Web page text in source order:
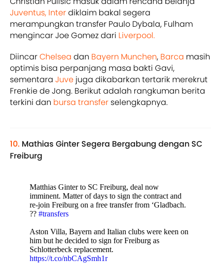
Juventus, Interdiklaim bakal segera
merampungkan transfer Paulo Dybala, Fulham
mengincar Joe Gomez dari Liverpool.
DiincarChelsea dan Bayern Munchen, Barca masih
optimis bisa perpanjang masa bakti Gavi,
sementara Juve juga dikabarkan tertarik merekrut
Frenkie de Jong. Berikut adalah rangkuman berita
terkini dan bursa transfer selengkapnya.
10. Mathias Ginter Segera Bergabung dengan SC
Freiburg
Matthias Ginter to SC Freiburg, deal now
imminent. Matter of days to sign the contract and
re-join Freiburg on a free transfer from ‘Gladbach.
?? #transfers
Aston Villa, Bayern and Italian clubs were keen on
him but he decided to sign for Freiburg as
Schlotterbeck replacement.
https://t.co/nbCAgSmh1r